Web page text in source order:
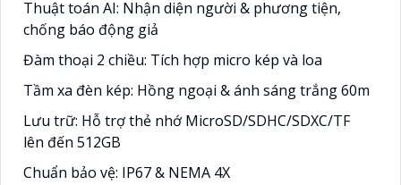
Thuật toán AI: Nhận diện người & phương tiện,
chống báo động giả
Đàm thoại 2 chiều: Tích hợp micro kép và loa
Tầm xa đèn kép: Hồng ngoại & ánh sáng trắng 60m
Lưu trữ: Hỗ trợ thẻ nhớ MicroSD/SDHC/SDXC/TF
lên đến 512GB
Chuẩn bảo vệ: IP67 & NEMA 4X